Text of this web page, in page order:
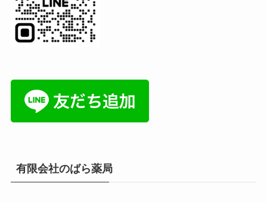
有限会社のばら薬局